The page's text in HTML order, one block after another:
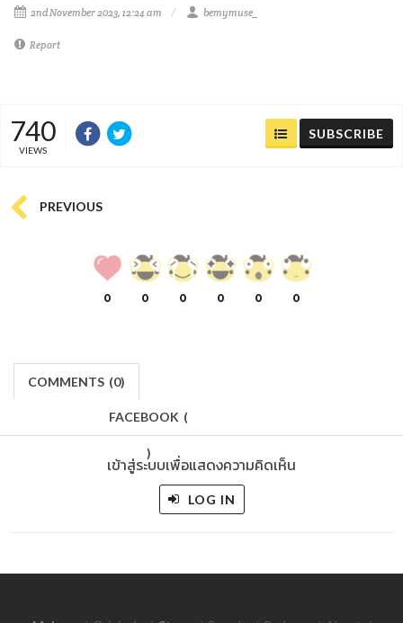
2nd November 2023, 12:24 am bemymuse_
Report
740
VIEWS
SUBSCRIBE
PREVIOUS
0 0 0 0 0 0
COMMENTS (0)
FACEBOOK (
)
เข้าสู่ระบบเพื่อแสดงความคิดเห็น
LOG IN